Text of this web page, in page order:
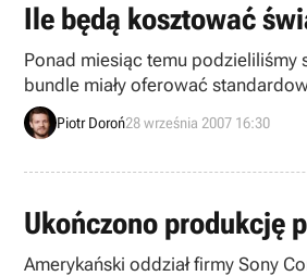
Ile będą kosztować
Ponad miesiąc temu podzieliliśmy
bundle miały oferować
kolejnymi informacjami na ich temat.
Piotr Doroń28 września 2007 16:30
Ukończono produkcję
Amerykański oddział firmy Sony